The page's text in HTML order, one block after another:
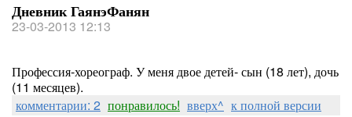
Дневник ГаянэФанян
23-03-2013 12:13
Профессия-хореограф. У меня двое детей- сын (18 лет), дочь
(11 месяцев).
комментарии: 2 понравилось! вверх^ к полной версии